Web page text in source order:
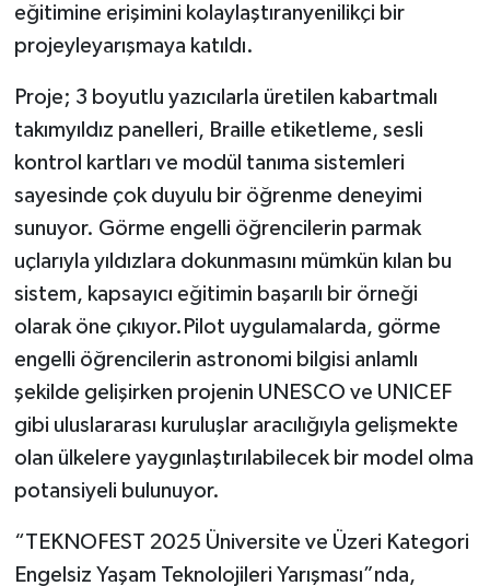
eğitimine erişimini kolaylaştıranyenilikçi bir
projeyleyarışmaya katıldı.
Proje; 3 boyutlu yazıcılarla üretilen kabartmalı
takımyıldız panelleri, Braille etiketleme, sesli
kontrol kartları ve modül tanıma sistemleri
sayesinde çok duyulu bir öğrenme deneyimi
sunuyor. Görme engelli öğrencilerin parmak
uçlarıyla yıldızlara dokunmasını mümkün kılan bu
sistem, kapsayıcı eğitimin başarılı bir örneği
olarak öne çıkıyor.Pilot uygulamalarda, görme
engelli öğrencilerin astronomi bilgisi anlamlı
şekilde gelişirken projenin UNESCO ve UNICEF
gibi uluslararası kuruluşlar aracılığıyla gelişmekte
olan ülkelere yaygınlaştırılabilecek bir model olma
potansiyeli bulunuyor.
“TEKNOFEST 2025 Üniversite ve Üzeri Kategori
Engelsiz Yaşam Teknolojileri Yarışması”nda,